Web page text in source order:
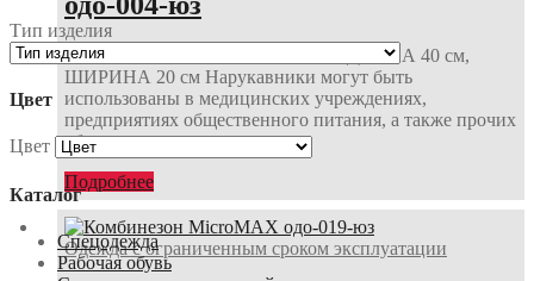
МАТЕРИАЛ: полиэтилен 17 мКм ДЛИНА 40 см,
ШИРИНА 20 см Нарукавники могут быть
использованы в медицинских учреждениях,
предприятиях общественного питания, а также прочих
областях с…
Подробнее
Одежда с ограниченным сроком эксплуатации
Тип изделия
Цвет
Цвет
Каталог
Спецодежда
Рабочая обувь